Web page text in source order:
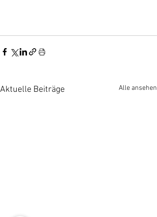
Aktuelle Beiträge Alle ansehen